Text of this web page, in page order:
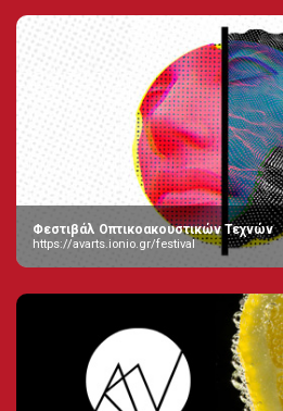
Φεστιβάλ Οπτικοακουστικών Τεχνών
https://avarts.ionio.gr/festival